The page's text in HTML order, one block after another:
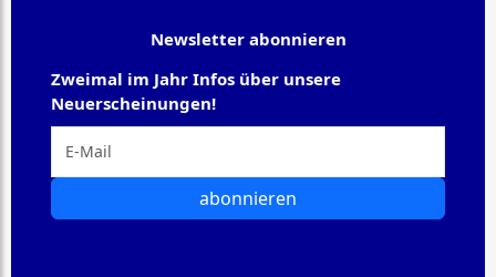
Newsletter abonnieren
Zweimal im Jahr Infos über unsere
Neuerscheinungen!
abonnieren